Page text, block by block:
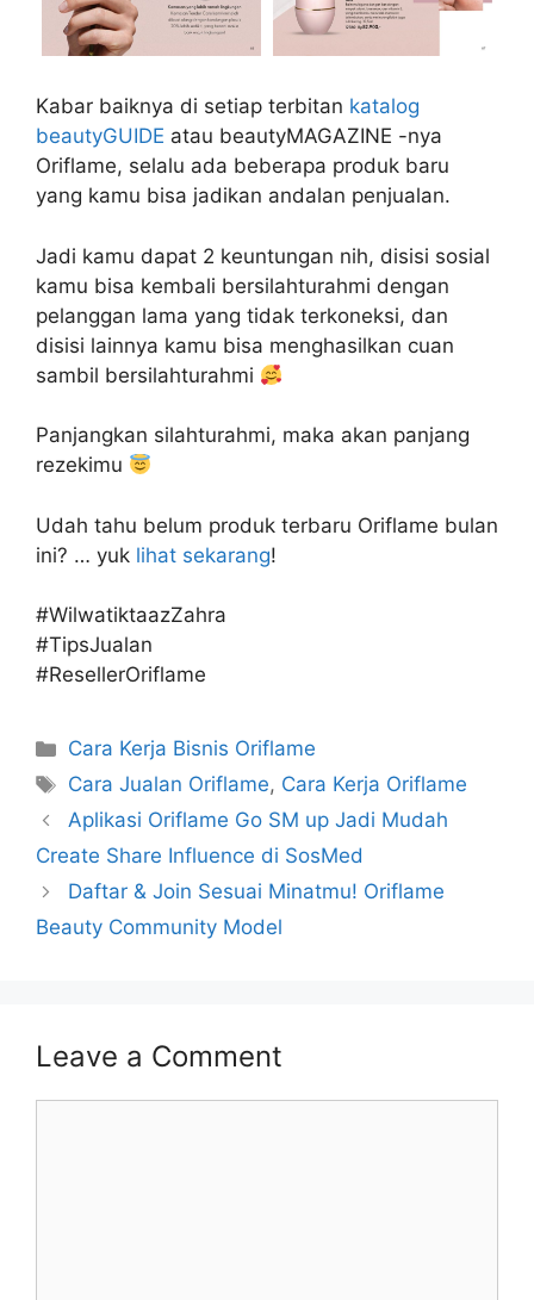
Kabar baiknya di setiap terbitan katalog
beautyGUIDE atau beautyMAGAZINE -nya
Oriflame, selalu ada beberapa produk baru
yang kamu bisa jadikan andalan penjualan.
Jadi kamu dapat 2 keuntungan nih, disisi sosial
kamu bisa kembali bersilahturahmi dengan
pelanggan lama yang tidak terkoneksi, dan
disisi lainnya kamu bisa menghasilkan cuan
sambil bersilahturahmi
Panjangkan silahturahmi, maka akan panjang
rezekimu
Udah tahu belum produk terbaru Oriflame bulan
ini? … yuk lihat sekarang!
#WilwatiktaazZahra
#TipsJualan
#ResellerOriflame
Categories
Cara Kerja Bisnis Oriflame
Tags
Cara Jualan Oriflame, Cara Kerja Oriflame
Aplikasi Oriflame Go SM up Jadi Mudah
Create Share Influence di SosMed
Daftar & Join Sesuai Minatmu! Oriflame
Beauty Community Model
Leave a Comment